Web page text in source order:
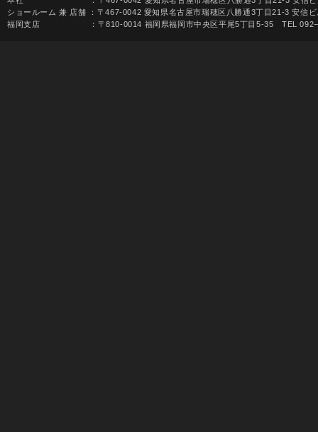
ショールーム 兼 店舗 ：〒467-0042 愛知県名古屋市瑞穂区八勝通3丁目21-3 安
福岡支店 ：〒810-0014 福岡県福岡市中央区平尾5丁目5-35 TEL